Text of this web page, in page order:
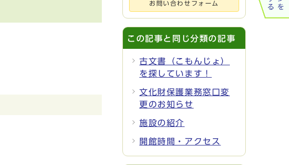
お問い合わせフォーム
この記事と同じ分類の記事
古文書（こもんじょ）
を探しています！
文化財保護業務窓口変
更のお知らせ
施設の紹介
開館時間・アクセス